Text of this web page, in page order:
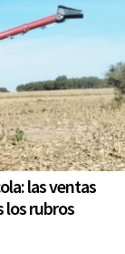
las ventas
los rubros